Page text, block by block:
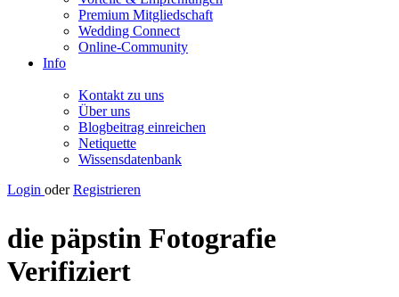
Premium Mitgliedschaft
Wedding Connect
Online-Community
Info
Kontakt zu uns
Über uns
Blogbeitrag einreichen
Netiquette
Wissensdatenbank
Login oder Registrieren
die päpstin Fotografie
Verifiziert